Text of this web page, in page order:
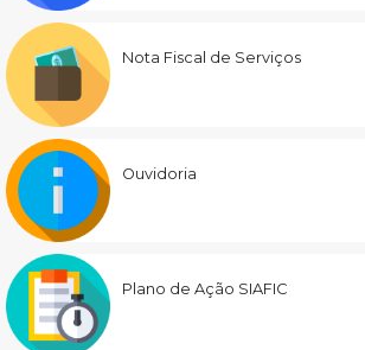
Nota Fiscal de Serviços
Ouvidoria
Plano de Ação SIAFIC